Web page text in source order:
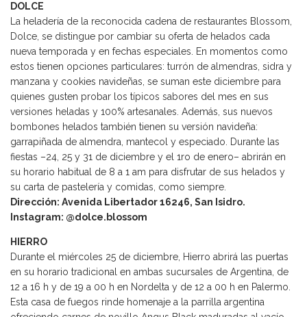
DOLCE
La heladería de la reconocida cadena de restaurantes Blossom,
Dolce, se distingue por cambiar su oferta de helados cada
nueva temporada y en fechas especiales. En momentos como
estos tienen opciones particulares: turrón de almendras, sidra y
manzana y cookies navideñas, se suman este diciembre para
quienes gusten probar los típicos sabores del mes en sus
versiones heladas y 100% artesanales. Además, sus nuevos
bombones helados también tienen su versión navideña:
garrapiñada de almendra, mantecol y especiado. Durante las
fiestas –24, 25 y 31 de diciembre y el 1ro de enero– abrirán en
su horario habitual de 8 a 1 am para disfrutar de sus helados y
su carta de pastelería y comidas, como siempre.
Dirección: Avenida Libertador 16246, San Isidro.
Instagram: @dolce.blossom
HIERRO
Durante el miércoles 25 de diciembre, Hierro abrirá las puertas
en su horario tradicional en ambas sucursales de Argentina, de
12 a 16 h y de 19 a 00 h en Nordelta y de 12 a 00 h en Palermo.
Esta casa de fuegos rinde homenaje a la parrilla argentina